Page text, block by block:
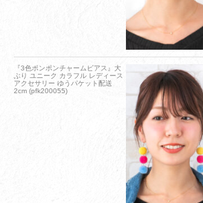
『3色ポンポンチャームピアス』大
ぶり ユニーク カラフル レディース
アクセサリー ゆうパケット配送
2cm (pfk200055)